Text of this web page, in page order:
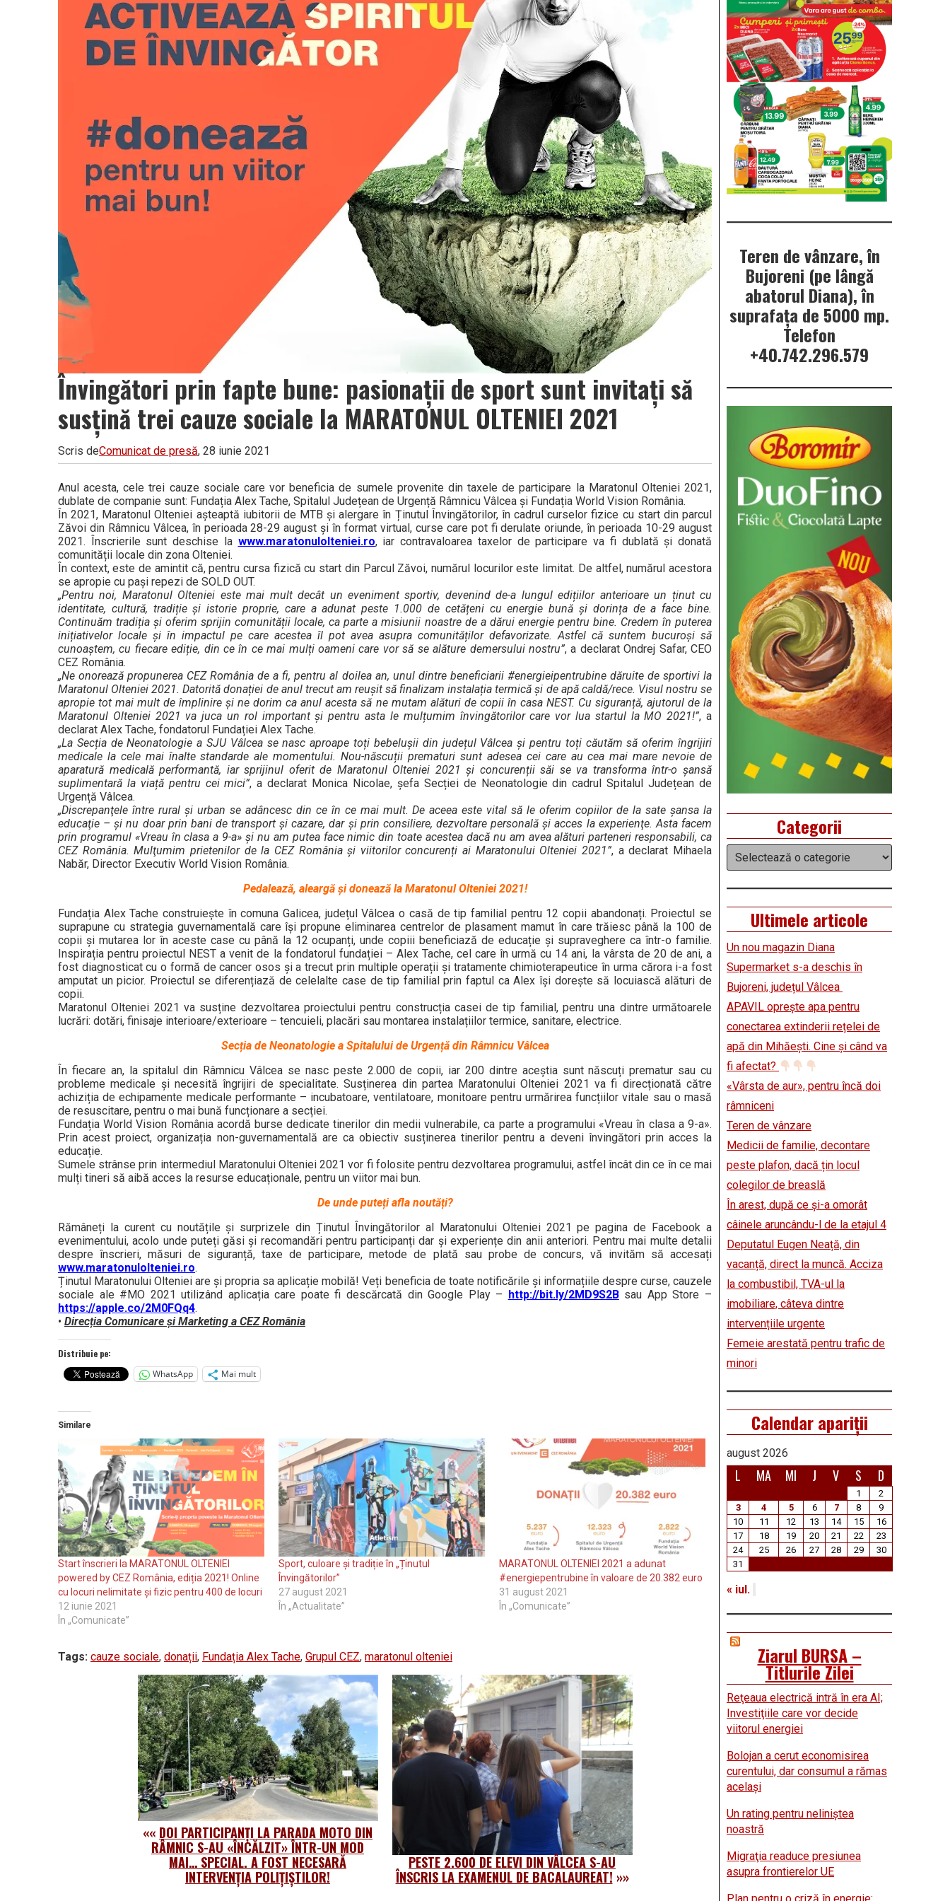
Învingători prin fapte bune: pasionații de sport sunt invitați să
susțină trei cauze sociale la MARATONUL OLTENIEI 2021
Scris deComunicat de presă, 28 iunie 2021
Anul acesta, cele trei cauze sociale care vor beneficia de sumele provenite din taxele de participare la Maratonul Olteniei 2021,
dublate de companie sunt: Fundația Alex Tache, Spitalul Județean de Urgență Râmnicu Vâlcea și Fundația World Vision România.
În 2021, Maratonul Olteniei așteaptă iubitorii de MTB și alergare în Ținutul Învingătorilor, în cadrul curselor fizice cu start din parcul
Zăvoi din Râmnicu Vâlcea, în perioada 28-29 august și în format virtual, curse care pot fi derulate oriunde, în perioada 10-29 august
2021. Înscrierile sunt deschise la www.maratonulolteniei.ro, iar contravaloarea taxelor de participare va fi dublată și donată
comunității locale din zona Olteniei.
În context, este de amintit că, pentru cursa fizică cu start din Parcul Zăvoi, numărul locurilor este limitat. De altfel, numărul acestora
se apropie cu pași repezi de SOLD OUT.
„Pentru noi, Maratonul Olteniei este mai mult decât un eveniment sportiv, devenind de-a lungul edițiilor anterioare un ținut cu
identitate, cultură, tradiție și istorie proprie, care a adunat peste 1.000 de cetățeni cu energie bună și dorința de a face bine.
Continuăm tradiția și oferim sprijin comunității locale, ca parte a misiunii noastre de a dărui energie pentru bine. Credem în puterea
inițiativelor locale și în impactul pe care acestea îl pot avea asupra comunităților defavorizate. Astfel că suntem bucuroși să
cunoaștem, cu fiecare ediție, din ce în ce mai mulți oameni care vor să se alăture demersului nostru”, a declarat Ondrej Safar, CEO
CEZ România.
„Ne onorează propunerea CEZ România de a fi, pentru al doilea an, unul dintre beneficiarii #energieipentrubine dăruite de sportivi la
Maratonul Olteniei 2021. Datorită donației de anul trecut am reușit să finalizam instalația termică și de apă caldă/rece. Visul nostru se
apropie tot mai mult de împlinire și ne dorim ca anul acesta să ne mutam alături de copii în casa NEST. Cu siguranță, ajutorul de la
Maratonul Olteniei 2021 va juca un rol important și pentru asta le mulțumim învingătorilor care vor lua startul la MO 2021!”, a
declarat Alex Tache, fondatorul Fundației Alex Tache.
„La Secția de Neonatologie a SJU Vâlcea se nasc aproape toți bebelușii din județul Vâlcea și pentru toți căutăm să oferim îngrijiri
medicale la cele mai înalte standarde ale momentului. Nou-născuții prematuri sunt adesea cei care au cea mai mare nevoie de
aparatură medicală performantă, iar sprijinul oferit de Maratonul Olteniei 2021 și concurenții săi se va transforma într-o șansă
suplimentară la viață pentru cei mici”, a declarat Monica Nicolae, șefa Secției de Neonatologie din cadrul Spitalul Județean de
Urgență Vâlcea.
„Discrepanţele între rural şi urban se adâncesc din ce în ce mai mult. De aceea este vital să le oferim copiilor de la sate şansa la
educaţie – şi nu doar prin bani de transport şi cazare, dar şi prin consiliere, dezvoltare personală și acces la experienţe. Asta facem
prin programul «Vreau în clasa a 9-a» şi nu am putea face nimic din toate acestea dacă nu am avea alături parteneri responsabili, ca
CEZ România. Mulţumim prietenilor de la CEZ România și viitorilor concurenți ai Maratonului Olteniei 2021”, a declarat Mihaela
Nabăr, Director Executiv World Vision România.
Pedalează, aleargă și donează la Maratonul Olteniei 2021!
Fundația Alex Tache construiește în comuna Galicea, județul Vâlcea o casă de tip familial pentru 12 copii abandonați. Proiectul se
suprapune cu strategia guvernamentală care își propune eliminarea centrelor de plasament mamut în care trăiesc până la 100 de
copii și mutarea lor în aceste case cu până la 12 ocupanți, unde copiii beneficiază de educație și supraveghere ca într-o familie.
Inspirația pentru proiectul NEST a venit de la fondatorul fundației – Alex Tache, cel care în urmă cu 14 ani, la vârsta de 20 de ani, a
fost diagnosticat cu o formă de cancer osos și a trecut prin multiple operații și tratamente chimioterapeutice în urma cărora i-a fost
amputat un picior. Proiectul se diferențiază de celelalte case de tip familial prin faptul ca Alex își dorește să locuiască alături de
copii.
Maratonul Olteniei 2021 va susține dezvoltarea proiectului pentru construcția casei de tip familial, pentru una dintre următoarele
lucrări: dotări, finisaje interioare/exterioare – tencuieli, placări sau montarea instalațiilor termice, sanitare, electrice.
Secția de Neonatologie a Spitalului de Urgență din Râmnicu Vâlcea
În fiecare an, la spitalul din Râmnicu Vâlcea se nasc peste 2.000 de copii, iar 200 dintre aceștia sunt născuți prematur sau cu
probleme medicale și necesită îngrijiri de specialitate. Susținerea din partea Maratonului Olteniei 2021 va fi direcționată către
achiziția de echipamente medicale performante – incubatoare, ventilatoare, monitoare pentru urmărirea funcțiilor vitale sau o masă
de resuscitare, pentru o mai bună funcționare a secției.
Fundația World Vision România acordă burse dedicate tinerilor din medii vulnerabile, ca parte a programului «Vreau în clasa a 9-a».
Prin acest proiect, organizația non-guvernamentală are ca obiectiv susținerea tinerilor pentru a deveni învingători prin acces la
educație.
Sumele strânse prin intermediul Maratonului Olteniei 2021 vor fi folosite pentru dezvoltarea programului, astfel încât din ce în ce mai
mulți tineri să aibă acces la resurse educaționale, pentru un viitor mai bun.
De unde puteți afla noutăți?
Rămâneți la curent cu noutățile și surprizele din Ținutul Învingătorilor al Maratonului Olteniei 2021 pe pagina de Facebook a
evenimentului, acolo unde puteți găsi și recomandări pentru participanți dar și experiențe din anii anteriori. Pentru mai multe detalii
despre înscrieri, măsuri de siguranță, taxe de participare, metode de plată sau probe de concurs, vă invităm să accesați
www.maratonulolteniei.ro.
Ținutul Maratonului Olteniei are și propria sa aplicație mobilă! Veți beneficia de toate notificările și informațiile despre curse, cauzele
sociale ale #MO 2021 utilizând aplicația care poate fi descărcată din Google Play – http://bit.ly/2MD9S2Bsau App Store –
https://apple.co/2M0FQq4.
• Direcția Comunicare și Marketing a CEZ România
Distribuie pe:
WhatsApp
Mai mult
Similare
Start înscrieri la MARATONUL OLTENIEI
powered by CEZ România, ediția 2021! Online
cu locuri nelimitate și fizic pentru 400 de locuri
12 iunie 2021
În „Comunicate”
Sport, culoare și tradiție în „Ținutul
Învingătorilor”
27 august 2021
În „Actualitate”
MARATONUL OLTENIEI 2021 a adunat
#energiepentrubine în valoare de 20.382 euro
31 august 2021
În „Comunicate”
Tags: cauze sociale, donații, Fundația Alex Tache, Grupul CEZ, maratonul olteniei
«« DOI PARTICIPANȚI LA PARADA MOTO DIN
RÂMNIC S-AU «ÎNCĂLZIT» ÎNTR-UN MOD
MAI… SPECIAL. A FOST NECESARĂ
INTERVENȚIA POLIȚIȘTILOR!
PESTE 2.600 DE ELEVI DIN VÂLCEA S-AU
ÎNSCRIS LA EXAMENUL DE BACALAUREAT! »»
Teren de vânzare, în
Bujoreni (pe lângă
abatorul Diana), în
suprafața de 5000 mp.
Telefon
+40.742.296.579
Categorii
Categorii
Ultimele articole
Un nou magazin Diana
Supermarket s-a deschis în
Bujoreni, județul Vâlcea
APAVIL oprește apa pentru
conectarea extinderii rețelei de
apă din Mihăești. Cine și când va
fi afectat?
«Vârsta de aur», pentru încă doi
râmniceni
Teren de vânzare
Medicii de familie, decontare
peste plafon, dacă țin locul
colegilor de breaslă
În arest, după ce și-a omorât
câinele aruncându-l de la etajul 4
Deputatul Eugen Neață, din
vacanță, direct la muncă. Acciza
la combustibil, TVA-ul la
imobiliare, câteva dintre
intervențiile urgente
Femeie arestată pentru trafic de
minori
Calendar apariții
august 2026
L MA MI J V S D
1
2
3
4 5 6 7 8
9
10
11 12 13 14 15
16
17
18 19 20 21 22
23
24
25 26 27 28 29
30
31
« iul.
Ziarul BURSA –
Titlurile Zilei
Reţeaua electrică intră în era AI;
Investiţiile care vor decide
viitorul energiei
Bolojan a cerut economisirea
curentului, dar consumul a rămas
acelaşi
Un rating pentru neliniştea
noastră
Migraţia readuce presiunea
asupra frontierelor UE